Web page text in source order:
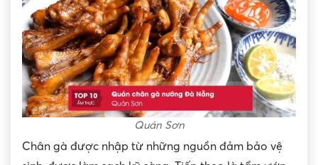
Quán Sơn
Chân gà được nhập từ những nguồn đảm bảo vệ